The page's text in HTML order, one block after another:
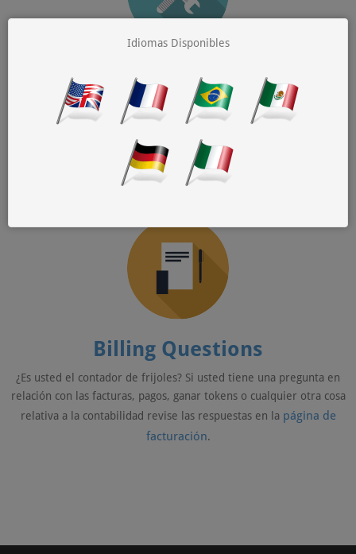
Technical Questions
Usted es el postmaster de su organización, ¿tiene una pregunta?
Encontrará muchísimas respuestas acerca de cómo funcionan las
páginas técnicas
ser muy técnicas aquí, así que asegúrese de llevar su protector de
bolsillo.
Billing Questions
¿Es usted el contador de frijoles? Si usted tiene una pregunta en
relación con las facturas, pagos, ganar tokens o cualquier otra cosa
relativa a la contabilidad revise las respuestas en la página de
facturación.
Idiomas Disponibles